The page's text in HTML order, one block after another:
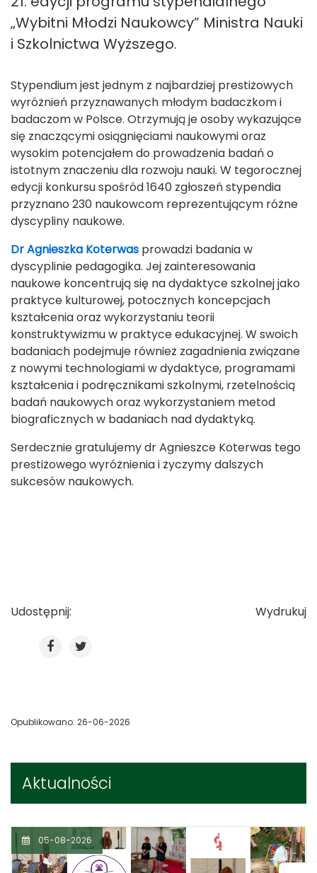
Aktualności
05-08-2026
„Wybitni Młodzi Naukowcy” Ministra Nauki
i Szkolnictwa Wyższego.
Stypendium jest jednym z najbardziej prestiżowych
wyróżnień przyznawanych młodym badaczkom i
badaczom w Polsce. Otrzymują je osoby wykazujące
się znaczącymi osiągnięciami naukowymi oraz
wysokim potencjałem do prowadzenia badań o
istotnym znaczeniu dla rozwoju nauki. W tegorocznej
edycji konkursu spośród 1640 zgłoszeń stypendia
przyznano 230 naukowcom reprezentującym różne
dyscypliny naukowe.
Dr Agnieszka Koterwas prowadzi badania w
dyscyplinie pedagogika. Jej zainteresowania
naukowe koncentrują się na dydaktyce szkolnej jako
praktyce kulturowej, potocznych koncepcjach
kształcenia oraz wykorzystaniu teorii
konstruktywizmu w praktyce edukacyjnej. W swoich
badaniach podejmuje również zagadnienia związane
z nowymi technologiami w dydaktyce, programami
kształcenia i podręcznikami szkolnymi, rzetelnością
badań naukowych oraz wykorzystaniem metod
biograficznych w badaniach nad dydaktyką.
Serdecznie gratulujemy dr Agnieszce Koterwas tego
prestiżowego wyróżnienia i życzymy dalszych
sukcesów naukowych.
Udostępnij: Wydrukuj
Opublikowano: 26-06-2026